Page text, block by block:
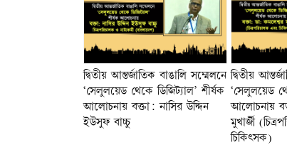
দ্বিতীয় আন্তর্জাতিক বাঙালি সম্মেলনে
‘সেলুলয়েড থেকে ডিজিট্যাল’ শীর্ষক
আলোচনায় বক্তা: নাসির উদ্দিন
ইউসুফ বাচ্চু
দ্বিতীয়
‘সেলুলয়েড
আলোচনায়
মুখার্জী
চিকিৎসক)